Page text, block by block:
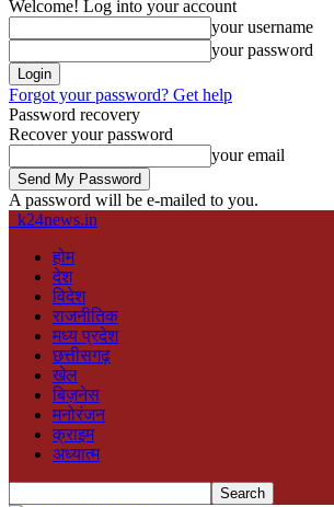
Welcome! Log into your account
your username
your password
Forgot your password? Get help
Password recovery
Recover your password
your email
A password will be e-mailed to you.
k24news.in
होम
देश
विदेश
राजनीतिक
मध्य प्रदेश
छत्तीसगढ़
खेल
बिज़नेस
मनोरंजन
क्राइम
अध्यात्म